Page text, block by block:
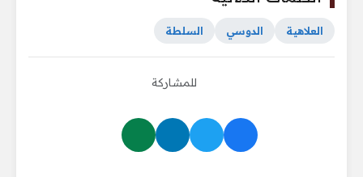
العلاهية الدوسي السلطة
للمشاركة